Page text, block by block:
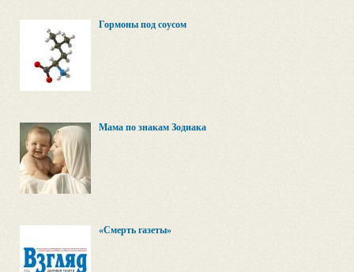
Гормоны под соусом
Мама по знакам Зодиака
«Смерть газеты»